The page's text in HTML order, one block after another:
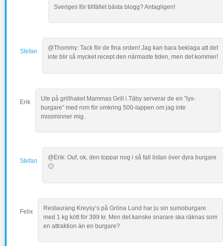
Sveriges för tillfället bästa blogg? Antagligen!
Stefan
@Thommy: Tack för de fina orden! Jag kan bara beklaga att det
inte blir så mycket recept den närmaste tiden, men det kommer!
Erik
Ute på grillhaket Mammas Grill i Täby serverar de en ”lyx-
burgare” med rom för omkring 500-lappen om jag inte
missminner mig.
Stefan
@Erik: Ouf, ok, den toppar nog i så fall listan över dyra burgare
🙂
Felix
Restaurang Kreysy’s på Gröna Lund har ju sin sumoburgare
med 1 kg kött för 399 kr. Men det kanske snarare ska räknas som
en attraktion än en burgare?